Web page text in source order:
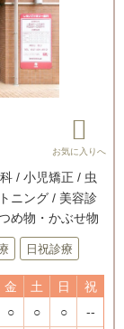
/ 小児矯正 / 虫
ニング / 美容診
め物・かぶせ物
日祝診療
金 土 日
祝
○ ○ ○ --